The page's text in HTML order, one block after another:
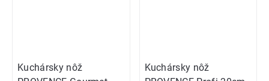
Kuchársky nôž
Kuchársky nôž